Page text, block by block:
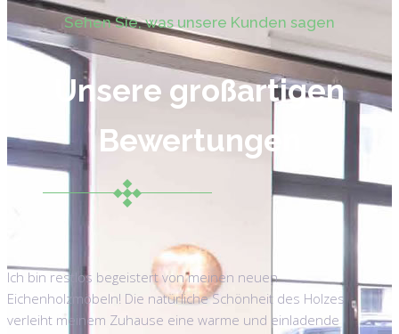
Sehen Sie, was unsere Kunden sagen
Unsere großartigen
Bewertungen
Ich bin restlos begeistert von meinen neuen
Eichenholzmöbeln! Die natürliche Schönheit des Holzes
verleiht meinem Zuhause eine warme und einladende